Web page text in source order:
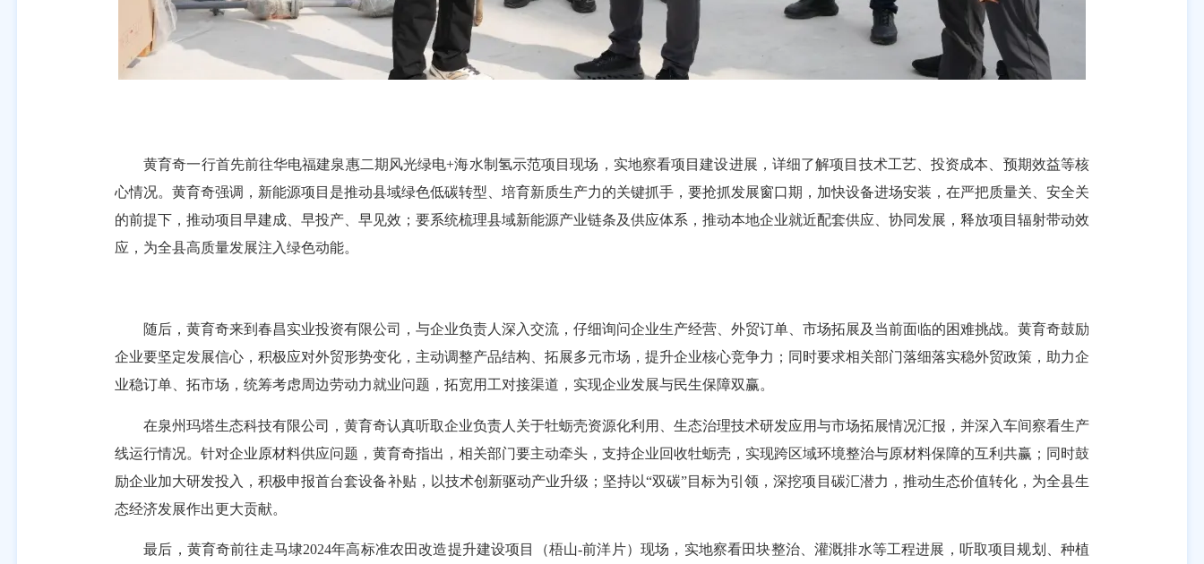
黄育奇一行首先前往华电福建泉惠二期风光绿电+海水制氢示范项目现场，实地察看项目建设进展，详细了解项目技术工艺、投资成本、预期效益等核
心情况。黄育奇强调，新能源项目是推动县域绿色低碳转型、培育新质生产力的关键抓手，要抢抓发展窗口期，加快设备进场安装，在严把质量关、安全关
的前提下，推动项目早建成、早投产、早见效；要系统梳理县域新能源产业链条及供应体系，推动本地企业就近配套供应、协同发展，释放项目辐射带动效
应，为全县高质量发展注入绿色动能。
随后，黄育奇来到春昌实业投资有限公司，与企业负责人深入交流，仔细询问企业生产经营、外贸订单、市场拓展及当前面临的困难挑战。黄育奇鼓励
企业要坚定发展信心，积极应对外贸形势变化，主动调整产品结构、拓展多元市场，提升企业核心竞争力；同时要求相关部门落细落实稳外贸政策，助力企
业稳订单、拓市场，统筹考虑周边劳动力就业问题，拓宽用工对接渠道，实现企业发展与民生保障双赢。
在泉州玛塔生态科技有限公司，黄育奇认真听取企业负责人关于牡蛎壳资源化利用、生态治理技术研发应用与市场拓展情况汇报，并深入车间察看生产
线运行情况。针对企业原材料供应问题，黄育奇指出，相关部门要主动牵头，支持企业回收牡蛎壳，实现跨区域环境整治与原材料保障的互利共赢；同时鼓
励企业加大研发投入，积极申报首台套设备补贴，以技术创新驱动产业升级；坚持以“双碳”目标为引领，深挖项目碳汇潜力，推动生态价值转化，为全县生
态经济发展作出更大贡献。
最后，黄育奇前往走马埭2024年高标准农田改造提升建设项目（梧山-前洋片）现场，实地察看田块整治、灌溉排水等工程进展，听取项目规划、种植